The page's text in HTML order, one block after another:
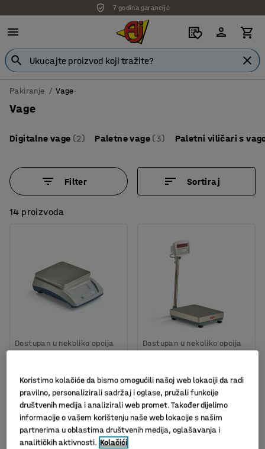
Isporuka po dogovoru
Pakiranje Vage
Vage
Digitalne vage (2) Paletne vage (3) Paletni viličari s
Filter Sortiraj
14 proizvoda
Dostupan u nekoliko opcija
420,00
KM
bez PDV
U KOŠARICU
Dostupan u nekoliko opcija
Art. br.:30331
1.294,00 KM
bez PDV
U KOŠARICU
Koristimo kolačiće da bismo omogućili našoj web lokaciji da radi
pravilno, personalizirali sadržaj i oglase, pružali funkcije
društvenih medija i analizirali web promet. Također dijelimo
informacije o vašem korištenju naše web lokacije s našim
partnerima u oblastima društvenih medija, oglašavanja i
analitičkih aktivnosti. Kolačići